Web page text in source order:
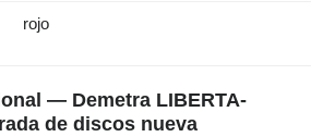
rojo
— Demetra LIBERTA-
de discos nueva